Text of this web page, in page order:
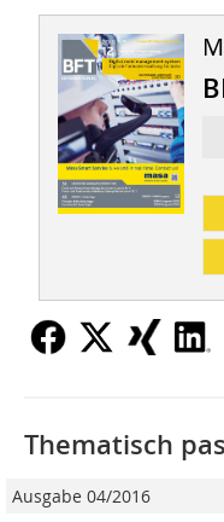
Thematisch
Ausgabe 04/2016